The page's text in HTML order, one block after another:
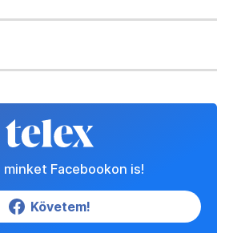
minket Facebookon is!
Követem!